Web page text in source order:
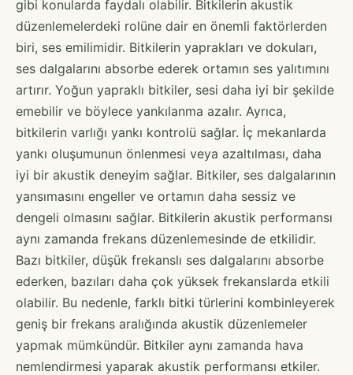
gibi konularda faydalı olabilir. Bitkilerin akustik
düzenlemelerdeki rolüne dair en önemli faktörlerden
biri, ses emilimidir. Bitkilerin yaprakları ve dokuları,
ses dalgalarını absorbe ederek ortamın ses yalıtımını
artırır. Yoğun yapraklı bitkiler, sesi daha iyi bir şekilde
emebilir ve böylece yankılanma azalır. Ayrıca,
bitkilerin varlığı yankı kontrolü sağlar. İç mekanlarda
yankı oluşumunun önlenmesi veya azaltılması, daha
iyi bir akustik deneyim sağlar. Bitkiler, ses dalgalarının
yansımasını engeller ve ortamın daha sessiz ve
dengeli olmasını sağlar. Bitkilerin akustik performansı
aynı zamanda frekans düzenlemesinde de etkilidir.
Bazı bitkiler, düşük frekanslı ses dalgalarını absorbe
ederken, bazıları daha çok yüksek frekanslarda etkili
olabilir. Bu nedenle, farklı bitki türlerini kombinleyerek
geniş bir frekans aralığında akustik düzenlemeler
yapmak mümkündür. Bitkiler aynı zamanda hava
nemlendirmesi yaparak akustik performansı etkiler.